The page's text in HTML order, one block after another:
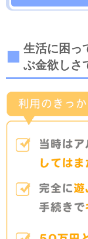
生活に困っ
ぶ金欲しさ